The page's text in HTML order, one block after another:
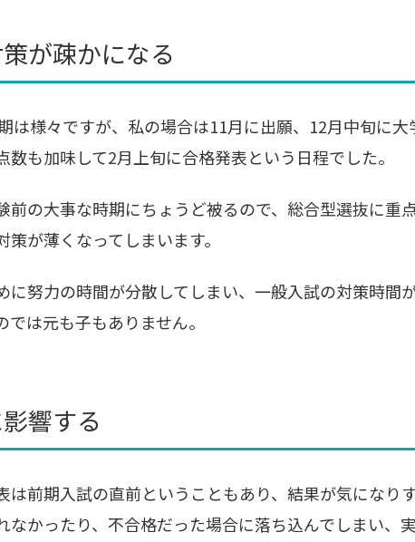
が疎かになる
は様々ですが、私の場合は11月に出願、12月中旬に大
も加味して2月上旬に合格発表という日程でした。
前の大事な時期にちょうど被るので、総合型選抜に重
が薄くなってしまいます。
に努力の時間が分散してしまい、一般入試の対策時間
は元も子もありません。
響する
は前期入試の直前ということもあり、結果が気になり
なかったり、不合格だった場合に落ち込んでしまい、